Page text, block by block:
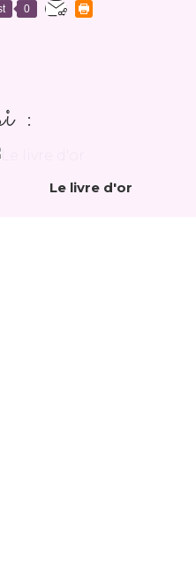
0
:
Le livre d'or